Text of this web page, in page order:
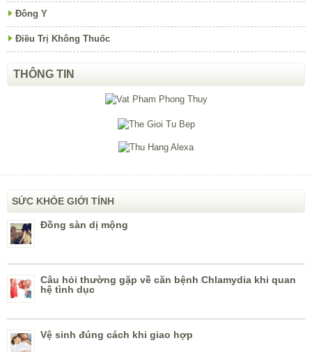
Đông Y
Điều Trị Không Thuốc
THÔNG TIN
SỨC KHỎE GIỚI TÍNH
Đồng sàn dị mộng
Câu hỏi thường gặp về căn bệnh Chlamydia khi quan
hệ tình dục
Vệ sinh đúng cách khi giao hợp